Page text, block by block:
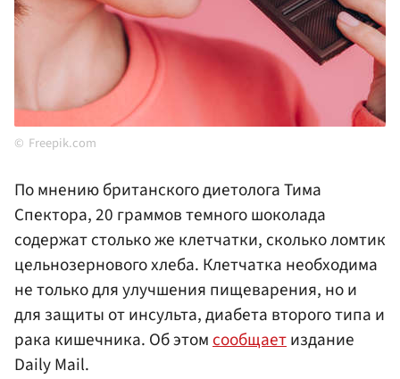
Freepik.com
По мнению британского диетолога Тима
Спектора, 20 граммов темного шоколада
содержат столько же клетчатки, сколько ломтик
цельнозернового хлеба. Клетчатка необходима
не только для улучшения пищеварения, но и
для защиты от инсульта, диабета второго типа и
рака кишечника. Об этомсообщаетиздание
Daily Mail.